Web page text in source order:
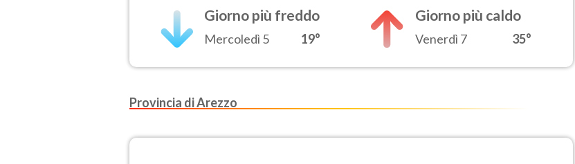
Giorno più freddo
Mercoledì 5 19°
Giorno più caldo
Venerdì 7 35°
Provincia di Arezzo